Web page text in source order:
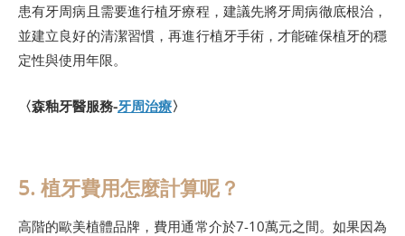
患有牙周病且需要進行植牙療程，建議先將牙周病徹底根治，
並建立良好的清潔習慣，再進行植牙手術，才能確保植牙的穩
定性與使用年限。
〈森釉牙醫服務-牙周治療〉
5. 植牙費用怎麼計算呢？
高階的歐美植體品牌，費用通常介於7-10萬元之間。如果因為